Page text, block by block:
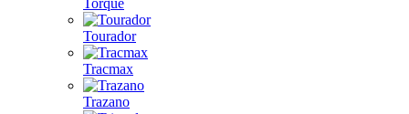
Torque
Tourador
Tracmax
Trazano